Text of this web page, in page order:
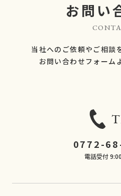
お問い
当社へのご依頼やご相談
お問い合わせフォーム
0772-
電話受付